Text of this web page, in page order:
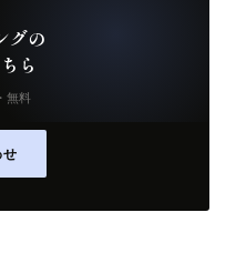
グの
ら
無料